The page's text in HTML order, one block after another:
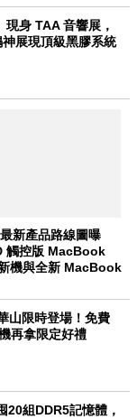
身 TAA 音響展，
展現頂級黑膠系統
新產品路線圖曝
觸控版 MacBook
機與全新 MacBook
山限時登場！免費
再拿限定好禮
20組DDR5記憶體，